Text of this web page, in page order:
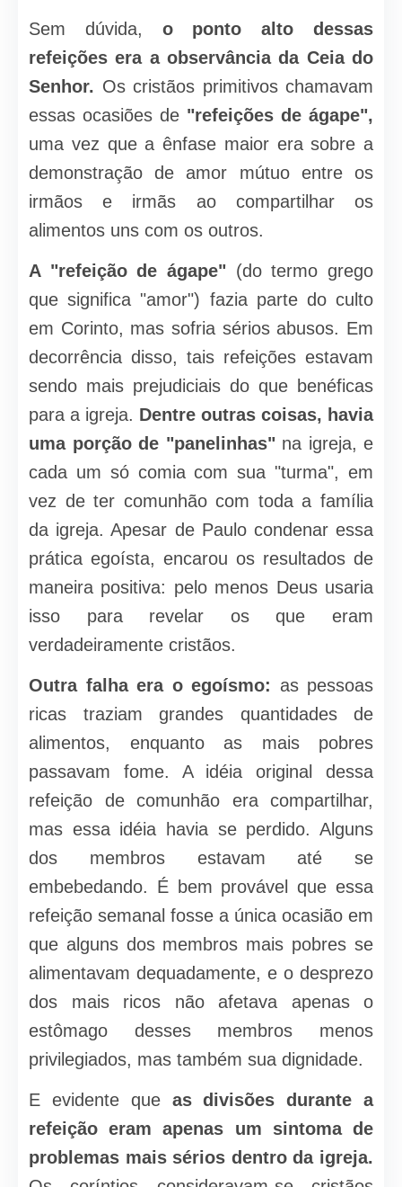
Sem dúvida, o ponto alto dessas
refeições era a observância da Ceia do
Senhor. Os cristãos primitivos chamavam
essas ocasiões de "refeições de ágape",
uma vez que a ênfase maior era sobre a
demonstração de amor mútuo entre os
irmãos e irmãs ao compartilhar os
alimentos uns com os outros.
A "refeição de ágape" (do termo grego
que significa "amor") fazia parte do culto
em Corinto, mas sofria sérios abusos. Em
decorrência disso, tais refeições estavam
sendo mais prejudiciais do que benéficas
para a igreja. Dentre outras coisas, havia
uma porção de "panelinhas"na igreja, e
cada um só comia com sua "turma", em
vez de ter comunhão com toda a família
da igreja. Apesar de Paulo condenar essa
prática egoísta, encarou os resultados de
maneira positiva: pelo menos Deus usaria
isso para revelar os que eram
verdadeiramente cristãos.
Outra falha era o egoísmo: as pessoas
ricas traziam grandes quantidades de
alimentos, enquanto as mais pobres
passavam fome. A idéia original dessa
refeição de comunhão era compartilhar,
mas essa idéia havia se perdido. Alguns
dos membros estavam até se
embebedando. É bem provável que essa
refeição semanal fosse a única ocasião em
que alguns dos membros mais pobres se
alimentavam dequadamente, e o desprezo
dos mais ricos não afetava apenas o
estômago desses membros menos
privilegiados, mas também sua dignidade.
E evidente que as divisões durante a
refeição eram apenas um sintoma de
problemas mais sérios dentro da igreja.